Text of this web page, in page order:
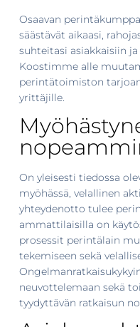
Osaavan
säästävät aikaasi,
suhteitasi asiakkaisiin
Koostimme alle
perintätoimiston
yrittäjille.
On yleisesti tiedossa
myöhässä, velallinen
yhteydenotto tulee
ammattilaisilla on
prosessit perintälain
tekemiseen sekä
neuvottelemaan sekä
tyydyttävän ratkaisun